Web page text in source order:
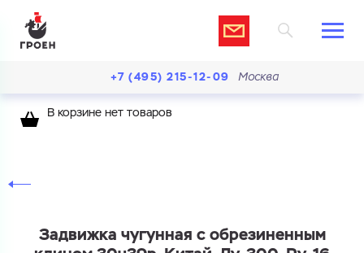
+7 (495) 215-12-09 Москва
В корзине нет товаров
Задвижка чугунная с обрезиненным